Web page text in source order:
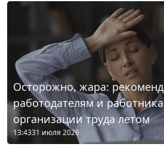
Осторожно, жара:
работодателям и
организации труда летом
13:4331 июля 2026